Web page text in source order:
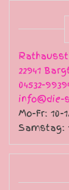
22941
04532-
info@die-
Mo-Fr: 10-
Samstag: